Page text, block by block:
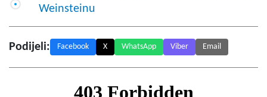
Weinsteinu
Podijeli: Facebook X WhatsApp Viber Email